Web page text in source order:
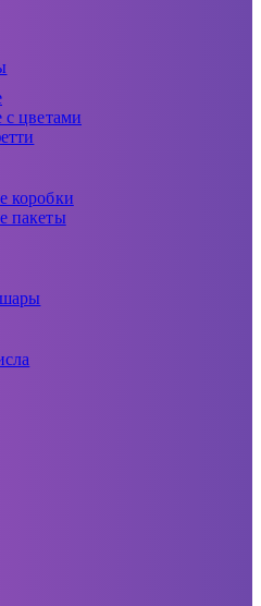
цветами
коробки
пакеты